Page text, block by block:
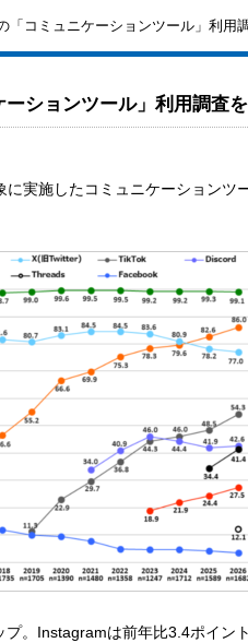
「コミュニケーションツール」利用
ションツール」利用調査
実施したコミュニケーションツ
。Instagramは前年比3.4ポイン